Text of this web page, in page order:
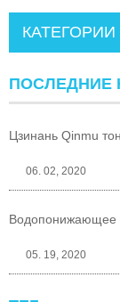
ПОСЛЕДНИЕ
Цзинань Qinmu
06. 02, 2020
Водопонижающее
05. 19, 2020